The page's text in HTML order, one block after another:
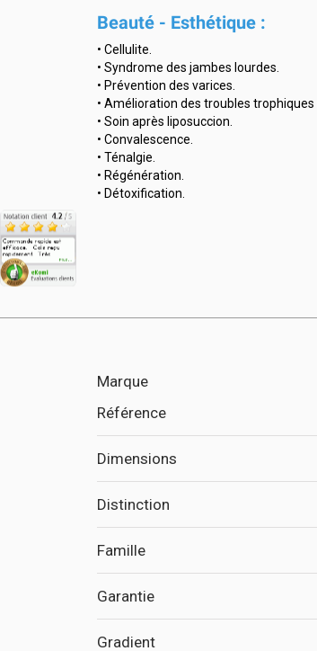
Beauté - Esthétique :
• Cellulite.
• Syndrome des jambes lourdes.
• Prévention des varices.
• Amélioration des troubles trophiques
• Soin après liposuccion.
• Convalescence.
• Ténalgie.
• Régénération.
• Détoxification.
Marque
Référence
Dimensions
Distinction
Famille
Garantie
Gradient